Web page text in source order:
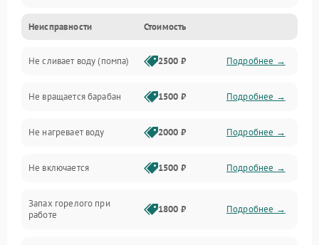
Электропитание
Водоснабжение
Слив
Программное обеспечение
Неисправности Стоимость
Не сливает воду (помпа) 2500 ₽ Подробнее →
Не вращается барабан 1500 ₽ Подробнее →
Не нагревает воду 2000 ₽ Подробнее →
Не включается 1500 ₽ Подробнее →
Запах горелого при
работе
1800 ₽ Подробнее →